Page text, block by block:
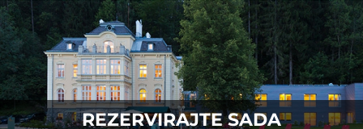
REZERVIRAJTE SADA